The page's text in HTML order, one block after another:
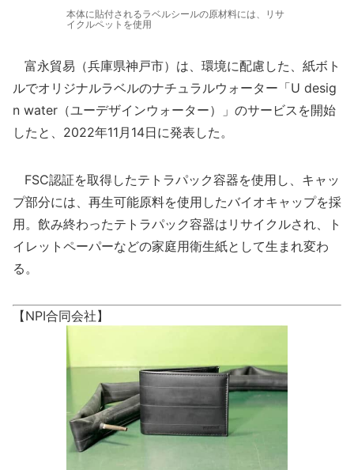
本体に貼付されるラベルシールの原材料には、リサ
イクルペットを使用
富永貿易（兵庫県神戸市）は、環境に配慮した、紙ボト
ルでオリジナルラベルのナチュラルウォーター「U desig
n water（ユーデザインウォーター）」のサービスを開始
したと、2022年11月14日に発表した。
FSC認証を取得したテトラパック容器を使用し、キャッ
プ部分には、再生可能原料を使用したバイオキャップを採
用。飲み終わったテトラパック容器はリサイクルされ、ト
イレットペーパーなどの家庭用衛生紙として生まれ変わ
る。
【NPI合同会社】